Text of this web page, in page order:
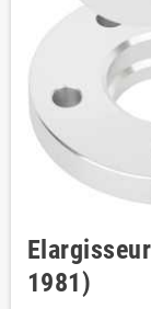
1981)